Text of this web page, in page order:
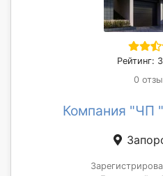
Рейтинг:
0
Компания "ЧП